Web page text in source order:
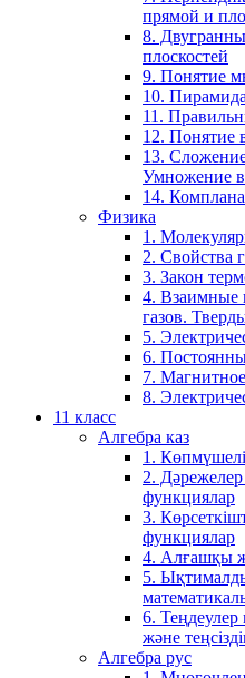
прямой и
8.
плоскостей
9. Понятие
10. Пирамида
11.
12. Понятие
13.
Умножение
14.
Физика
1.
2. Свойства
3. Закон
4. Взаимные
газов.
5.
6.
7.
8.
11 класс
Алгебра каз
1.
2.
функциялар
3.
функциялар
4. Алғашқы
5.
6. Теңдеулер
және
Алгебра рус